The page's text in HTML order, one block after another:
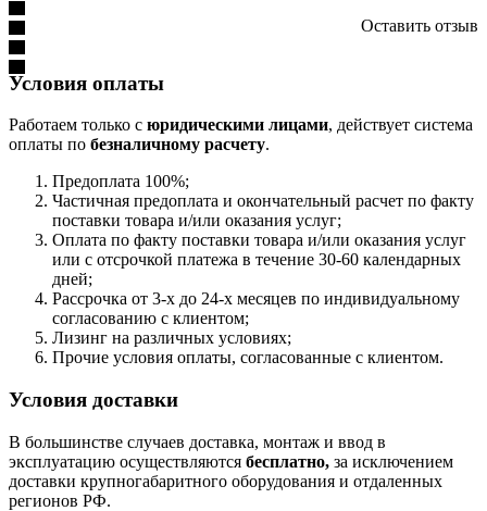
Оставить отзыв
Условия оплаты
Работаем только с юридическими лицами, действует система
оплаты по безналичному расчету.
Предоплата 100%;
Частичная предоплата и окончательный расчет по факту
поставки товара и/или оказания услуг;
Оплата по факту поставки товара и/или оказания услуг
или с отсрочкой платежа в течение 30-60 календарных
дней;
Рассрочка от 3-х до 24-х месяцев по индивидуальному
согласованию с клиентом;
Лизинг на различных условиях;
Прочие условия оплаты, согласованные с клиентом.
Условия доставки
В большинстве случаев доставка, монтаж и ввод в
эксплуатацию осуществляются бесплатно, за исключением
доставки крупногабаритного оборудования и отдаленных
регионов РФ.